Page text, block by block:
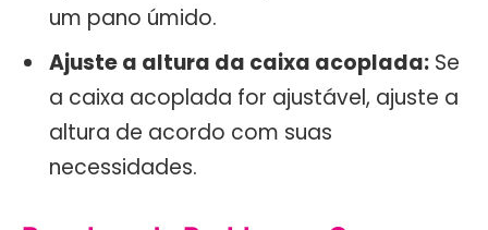
um pano úmido.
Ajuste a altura da caixa acoplada: Se
a caixa acoplada for ajustável, ajuste a
altura de acordo com suas
necessidades.